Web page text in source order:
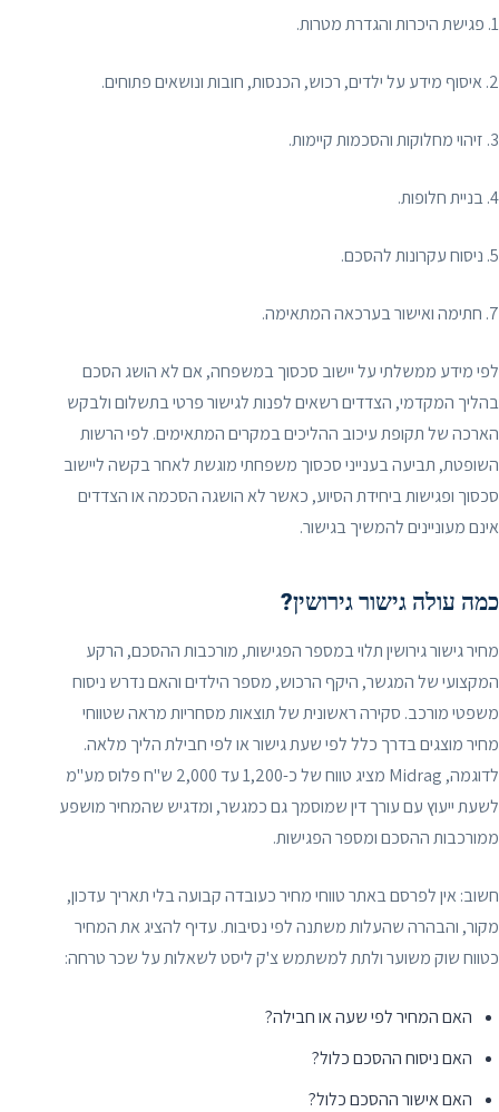
1. פגישת היכרות והגדרת מטרות.
2. איסוף מידע על ילדים, רכוש, הכנסות, חובות ונושאים פתוחים.
3. זיהוי מחלוקות והסכמות קיימות.
4. בניית חלופות.
5. ניסוח עקרונות להסכם.
7. חתימה ואישור בערכאה המתאימה.
לפי מידע ממשלתי על יישוב סכסוך במשפחה, אם לא הושג הסכם
בהליך המקדמי, הצדדים רשאים לפנות לגישור פרטי בתשלום ולבקש
הארכה של תקופת עיכוב ההליכים במקרים המתאימים. לפי הרשות
השופטת, תביעה בענייני סכסוך משפחתי מוגשת לאחר בקשה ליישוב
סכסוך ופגישות ביחידת הסיוע, כאשר לא הושגה הסכמה או הצדדים
אינם מעוניינים להמשיך בגישור.
כמה עולה גישור גירושין?
מחיר גישור גירושין תלוי במספר הפגישות, מורכבות ההסכם, הרקע
המקצועי של המגשר, היקף הרכוש, מספר הילדים והאם נדרש ניסוח
משפטי מורכב. סקירה ראשונית של תוצאות מסחריות מראה שטווחי
מחיר מוצגים בדרך כלל לפי שעת גישור או לפי חבילת הליך מלאה.
לדוגמה, Midrag מציג טווח של כ-1,200 עד 2,000 ש"ח פלוס מע"מ
לשעת ייעוץ עם עורך דין שמוסמך גם כמגשר, ומדגיש שהמחיר מושפע
ממורכבות ההסכם ומספר הפגישות.
חשוב: אין לפרסם באתר טווחי מחיר כעובדה קבועה בלי תאריך עדכון,
מקור, והבהרה שהעלות משתנה לפי נסיבות. עדיף להציג את המחיר
כטווח שוק משוער ולתת למשתמש צ'ק ליסט לשאלות על שכר טרחה:
האם המחיר לפי שעה או חבילה?
האם ניסוח ההסכם כלול?
האם אישור ההסכם כלול?